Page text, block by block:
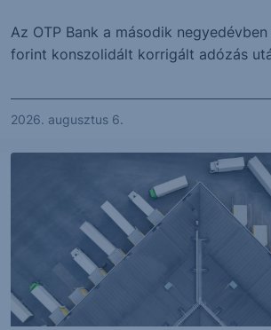
Az OTP Bank a második
forint konszolidált korrigált adózás
2026. augusztus 6.